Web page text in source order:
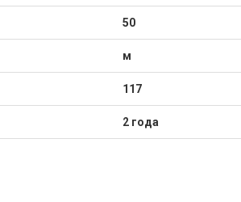
50
м
117
2 года